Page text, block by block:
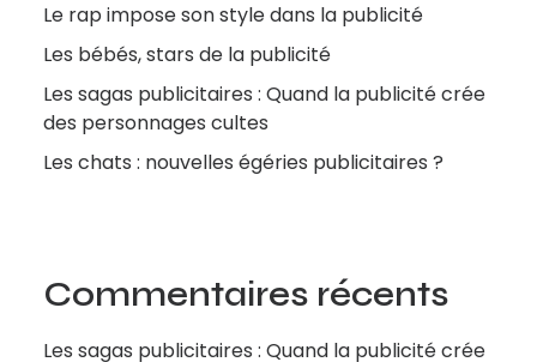
Le rap impose son style dans la publicité
Les bébés, stars de la publicité
Les sagas publicitaires : Quand la publicité crée
des personnages cultes
Les chats : nouvelles égéries publicitaires ?
Commentaires récents
Les sagas publicitaires : Quand la publicité crée